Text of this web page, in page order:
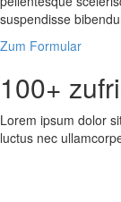
suspendisse
Zum Formular
100+
Lorem ipsum dolor
luctus nec